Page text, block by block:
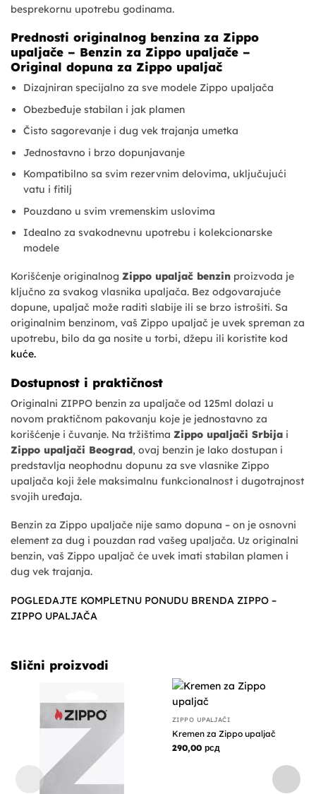
besprekornu upotrebu godinama.
Prednosti originalnog benzina za Zippo
upaljače – Benzin za Zippo upaljače –
Original dopuna za Zippo upaljač
Dizajniran specijalno za sve modele Zippo upaljača
Obezbeđuje stabilan i jak plamen
Čisto sagorevanje i dug vek trajanja umetka
Jednostavno i brzo dopunjavanje
Kompatibilno sa svim rezervnim delovima, uključujući
vatu i fitilj
Pouzdano u svim vremenskim uslovima
Idealno za svakodnevnu upotrebu i kolekcionarske
modele
Korišćenje originalnog Zippo upaljač benzin proizvoda je
ključno za svakog vlasnika upaljača. Bez odgovarajuće
dopune, upaljač može raditi slabije ili se brzo istrošiti. Sa
originalnim benzinom, vaš Zippo upaljač je uvek spreman za
upotrebu, bilo da ga nosite u torbi, džepu ili koristite kod
kuće.
Dostupnost i praktičnost
Originalni ZIPPO benzin za upaljače od 125ml dolazi u
novom praktičnom pakovanju koje je jednostavno za
korišćenje i čuvanje. Na tržištima Zippo upaljači Srbija i
Zippo upaljači Beograd, ovaj benzin je lako dostupan i
predstavlja neophodnu dopunu za sve vlasnike Zippo
upaljača koji žele maksimalnu funkcionalnost i dugotrajnost
svojih uređaja.
Benzin za Zippo upaljače nije samo dopuna – on je osnovni
element za dug i pouzdan rad vašeg upaljača. Uz originalni
benzin, vaš Zippo upaljač će uvek imati stabilan plamen i
dug vek trajanja.
POGLEDAJTE KOMPLETNU PONUDU BRENDA ZIPPO –
ZIPPO UPALJAČA
Slični proizvodi
ZIPPO UPALJAČI
Kremen za Zippo upaljač
290,00 рсд